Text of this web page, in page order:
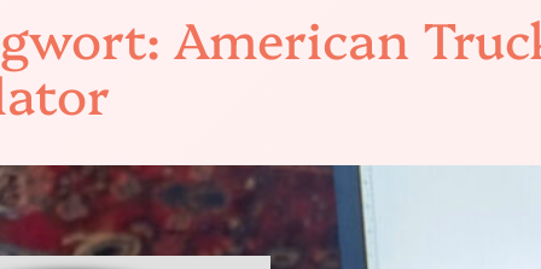
American
13.02.2016
Spielevorstellung: